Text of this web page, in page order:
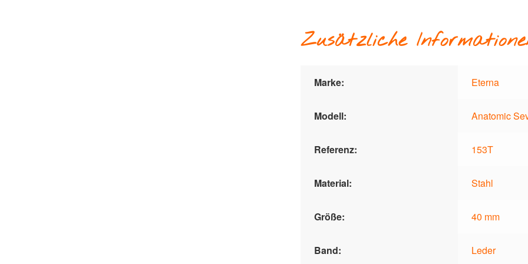
Zusätzliche
Marke: Eterna
Modell: Anatomic
Referenz: 153T
Material: Stahl
Größe: 40 mm
Band: Leder